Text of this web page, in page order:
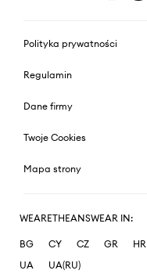
Polityka prywatności
Regulamin
Dane firmy
Twoje Cookies
Mapa strony
WEARETHEANSWEAR IN:
BG CY CZ GR HR
UA
UA(RU)